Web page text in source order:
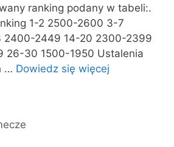
ranking podany w tabeli:.
1-2 2500-2600 3-7
2400-2449 14-20 2300-2399
26-30 1500-1950 Ustalenia
… Dowiedz się więcej